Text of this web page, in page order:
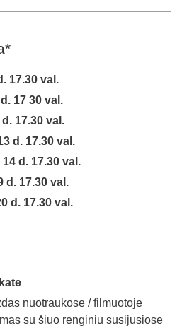
*
17.30 val.
17 30 val.
17.30 val.
d. 17.30 val.
d. 17.30 val.
d. 17.30 val.
d. 17.30 val.
nuotraukose / filmuotoje
su šiuo renginiu susijusiose